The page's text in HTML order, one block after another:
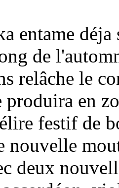
entame
de
relâche le
en
festif de
nouvelle
deux